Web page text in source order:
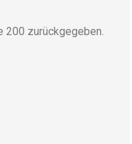
200 zurückgegeben.